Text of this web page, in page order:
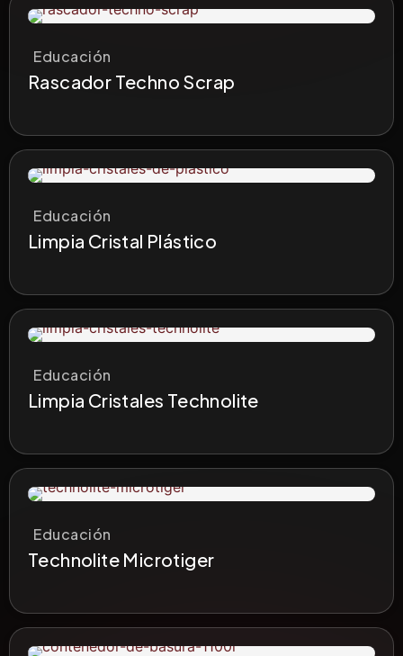
Educación
Rascador Techno Scrap
Educación
Limpia Cristal Plástico
Educación
Limpia Cristales Technolite
Educación
Technolite Microtiger